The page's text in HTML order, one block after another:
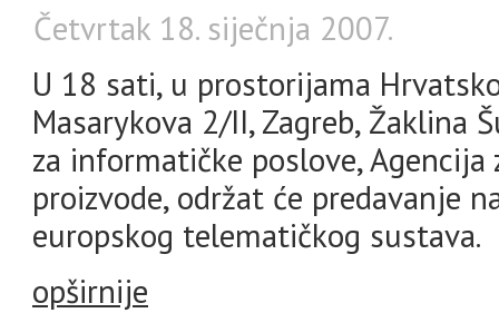
Četvrtak 18. siječnja 2007.
U 18 sati, u prostorijama
Masarykova 2/II, Zagreb, Žaklina
za informatičke poslove,
proizvode, održat će predavanje
europskog telematičkog sustava.
opširnije